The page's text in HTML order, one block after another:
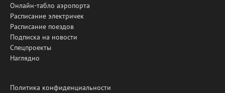
Онлайн-табло аэропорта
Расписание электричек
Расписание поездов
Подписка на новости
Спецпроекты
Наглядно
Политика конфиденциальности